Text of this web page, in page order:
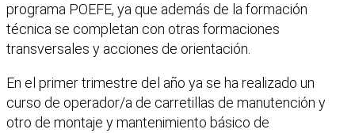
programa POEFE, ya que además de la formación
técnica se completan con otras formaciones
transversales y acciones de orientación.
En el primer trimestre del año ya se ha realizado un
curso de operador/a de carretillas de manutención y
otro de montaje y mantenimiento básico de